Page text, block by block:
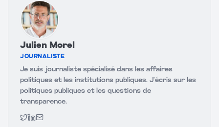
Julien Morel
JOURNALISTE
Je suis journaliste spécialisé dans les affaires
politiques et les institutions publiques. J’écris sur les
politiques publiques et les questions de
transparence.